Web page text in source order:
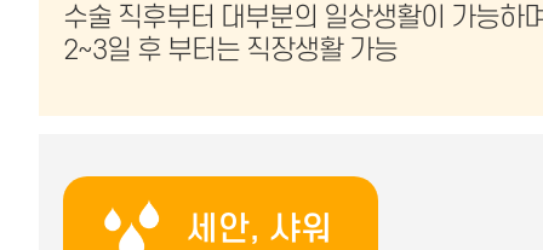
수술 직후부터 대부분의 일상생활이 가능하
2~3일 후 부터는 직장생활 가능
세안, 샤워